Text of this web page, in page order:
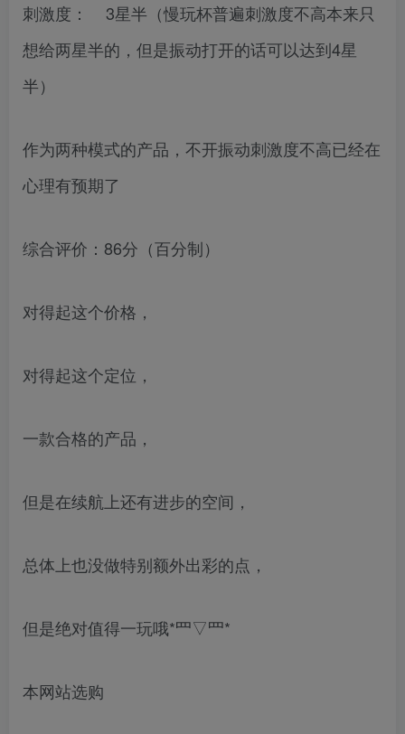
刺激度： 3星半（慢玩杯普遍刺激度不高本来只
想给两星半的，但是振动打开的话可以达到4星
半）
作为两种模式的产品，不开振动刺激度不高已经在
心理有预期了
综合评价：86分（百分制）
对得起这个价格，
对得起这个定位，
一款合格的产品，
但是在续航上还有进步的空间，
总体上也没做特别额外出彩的点，
但是绝对值得一玩哦*罒▽罒*
本网站选购